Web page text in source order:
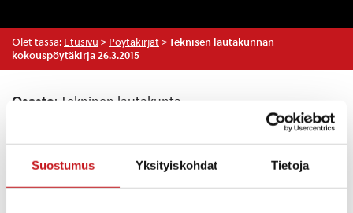
Suostumus Yksityiskohdat Tietoja
Olet tässä: Etusivu > Pöytäkirjat > Teknisen lautakunnan
kokouspöytäkirja 26.3.2015
Osasto: Tekninen lautakunta
Esityslista: